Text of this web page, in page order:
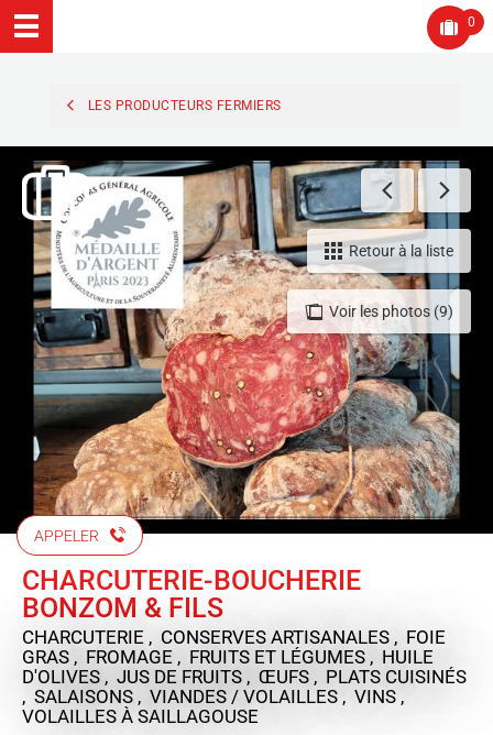
0
LES PRODUCTEURS FERMIERS
Voir les photos (9)
Retour à la liste
APPELER
CHARCUTERIE-BOUCHERIE
BONZOM & FILS
CHARCUTERIE , CONSERVES ARTISANALES , FOIE
GRAS , FROMAGE , FRUITS ET LÉGUMES , HUILE
D'OLIVES , JUS DE FRUITS , ŒUFS , PLATS CUISINÉS
, SALAISONS , VIANDES / VOLAILLES , VINS ,
VOLAILLES À SAILLAGOUSE